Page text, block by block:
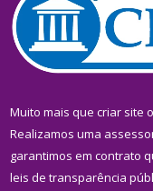
Muito mais que criar site
Realizamos uma
garantimos em contrato
leis de transparência